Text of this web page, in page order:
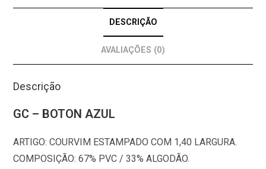
DESCRIÇÃO
AVALIAÇÕES (0)
Descrição
GC – BOTON AZUL
ARTIGO: COURVIM ESTAMPADO COM 1,40 LARGURA.
COMPOSIÇÃO: 67% PVC / 33% ALGODÃO.